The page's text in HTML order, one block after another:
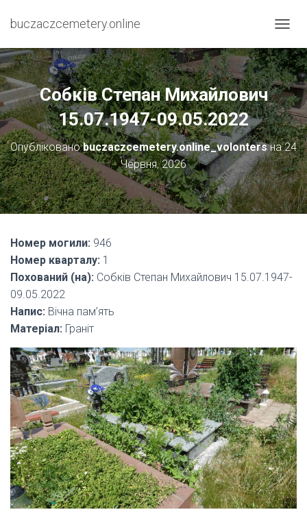
buczaczcemetery.online
Е
Р
Е
М
К
Н
У
Т
И
Н
А
В
І
Г
Собків Степан Михайлович
15.07.1947-09.05.2022
Опублікованоbuczaczcemetery.online_volontersна24
Червня, 2026
Номер могили: 946
Номер кварталу: 1
Похований (на): Собків Степан Михайлович 15.07.1947-
09.05.2022
Напис: Вічна пам’ять
Матеріал: Граніт